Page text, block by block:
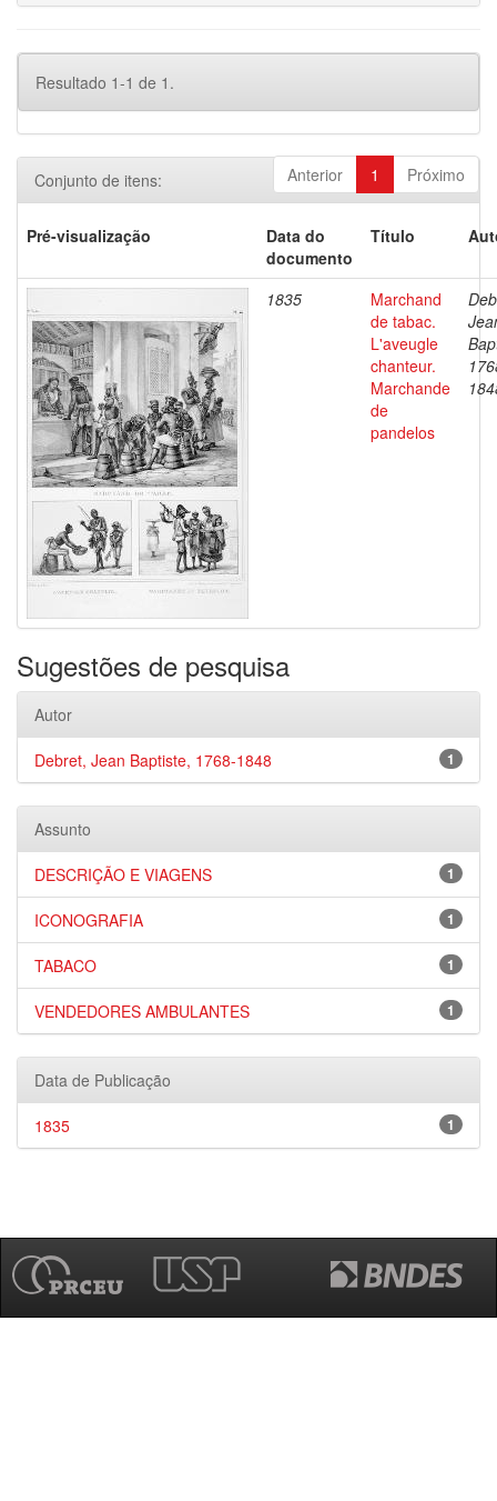
Resultado 1-1 de 1.
Anterior 1 Próximo
Conjunto de itens:
Pré-visualização
Data do
documento
Título
1835
Marchand
de tabac.
L'aveugle
chanteur.
Marchande
de
pandelos
Sugestões de pesquisa
Autor
1
Debret, Jean Baptiste, 1768-1848
Assunto
1
DESCRIÇÃO E VIAGENS
1
ICONOGRAFIA
1
TABACO
1
VENDEDORES AMBULANTES
Data de Publicação
1
1835